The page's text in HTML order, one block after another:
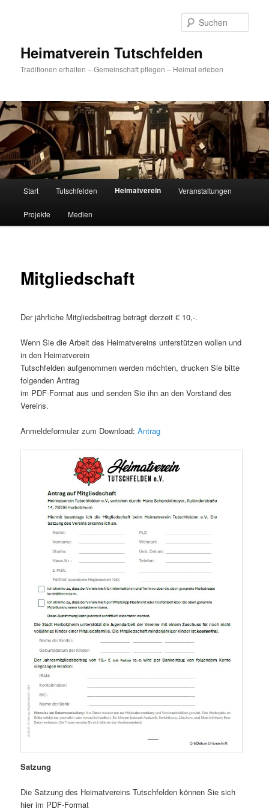
Heimatverein Tutschfelden
Traditionen erhalten – Gemeinschaft pflegen – Heimat erleben
Start Tutschfelden Heimatverein Veranstaltungen
Projekte Medien
Mitgliedschaft
Der jährliche Mitgliedsbeitrag beträgt derzeit € 10,-.
Wenn Sie die Arbeit des Heimatvereins unterstützen wollen und
in den Heimatverein
Tutschfelden aufgenommen werden möchten, drucken Sie bitte
folgenden Antrag
im PDF-Format aus und senden Sie ihn an den Vorstand des
Vereins.
Anmeldeformular zum Download:Antrag
Satzung
Die Satzung des Heimatvereins Tutschfelden können Sie sich
hier im PDF-Format